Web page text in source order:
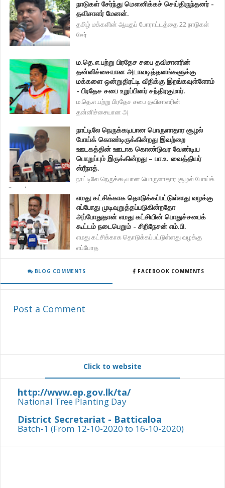
நாடுகள் சேர்ந்து மௌனிக்கச் செய்திருந்தனர் -
தவிசாளர் மேனன்.
தமிழ் மக்களின் ஆயுதப் போராட்டத்தை 22 நாடுகள்
சேர்
ம.தெ.எ.பற்று பிரதேச சபை தவிசாளரின்
தன்னிச்சையான அடாவடித்தனங்களுக்கு
மக்களை ஒன்றுதிரட்டி வீதிக்கு இறங்கவுள்ளோம்
- பிரதேச சபை உறுப்பினர் சந்திரகுமார்.
ம.தெ.எ.பற்று பிரதேச சபை தவிசாளரின்
தன்னிச்சையான அ
நாட்டிலே நெருக்கடியான பொருளாதார சூழல்
போய்க் கொண்டிருக்கின்றது இவற்றை
ஊடகத்தின் ஊடாக கொண்டுவர வேண்டிய
பொறுப்பும் இருக்கின்றது – பா.உ. வைத்தியர்
ஸ்ரீநாத்.
நாட்டிலே நெருக்கடியான பொருளாதார சூழல் போய்க்
கொண்
எமது கட்சிக்காக தொடுக்கப்பட்டுள்ளது வழக்கு
எப்போது முடிவுறுத்தப்படுகின்றதோ
அப்போதுதான் எமது கட்சியின் பொதுச்சபைக்
கூட்டம் நடைபெறும் - சிறிநேசன் எம்.பி.
எமது கட்சிக்காக தொடுக்கப்பட்டுள்ளது வழக்கு
எப்போத
BLOG COMMENTS FACEBOOK COMMENTS
Post a Comment
Click to website
http://www.ep.gov.lk/ta/
National Tree Planting Day
District Secretariat - Batticaloa
Batch-1 (From 12-10-2020 to 16-10-2020)